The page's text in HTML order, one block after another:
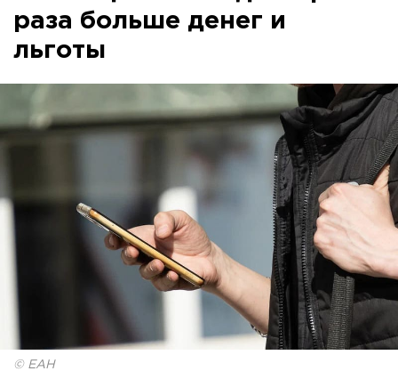
раза больше денег и
льготы
© ЕАН